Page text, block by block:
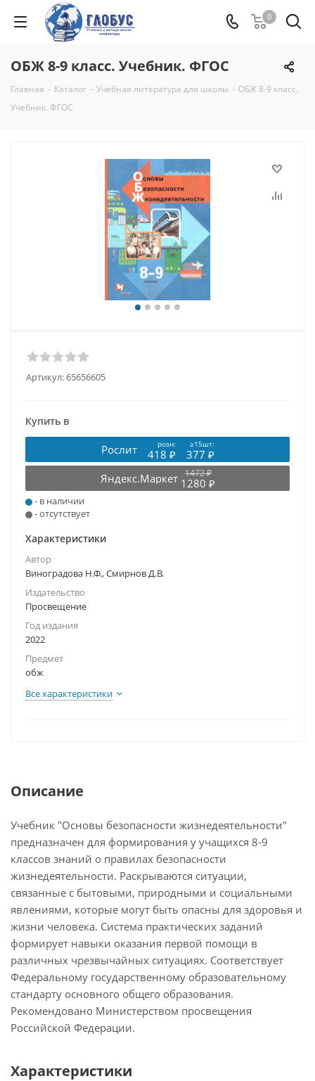
0
ОБЖ 8-9 класс. Учебник. ФГОС
Главная - Каталог - Учебная литература для школы - ОБЖ 8-9 класс.
Учебник. ФГОС
Артикул:65656605
Купить в
Рослит розн: ≥15шт:
418 ₽
377 ₽
Яндекс.Маркет 1472 ₽
1280 ₽
- в наличии
- отсутствует
Характеристики
Автор
Виноградова Н.Ф., Смирнов Д.В.
Издательство
Просвещение
Год издания
2022
Предмет
обж
Все характеристики
Описание
Учебник "Основы безопасности жизнедеятельности"
предназначен для формирования у учащихся 8-9
классов знаний о правилах безопасности
жизнедеятельности. Раскрываются ситуации,
связанные с бытовыми, природными и социальными
явлениями, которые могут быть опасны для здоровья и
жизни человека. Система практических заданий
формирует навыки оказания первой помощи в
различных чрезвычайных ситуациях. Соответствует
Федеральному государственному образовательному
стандарту основного общего образования.
Рекомендовано Министерством просвещения
Российской Федерации.
Характеристики